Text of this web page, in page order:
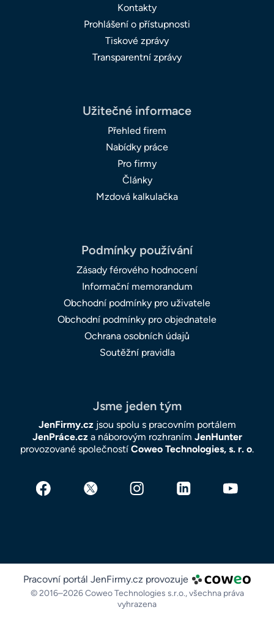
Kontakty
Prohlášení o přístupnosti
Tiskové zprávy
Transparentní zprávy
Užitečné informace
Přehled firem
Nabídky práce
Pro firmy
Články
Mzdová kalkulačka
Podmínky používání
Zásady férového hodnocení
Informační memorandum
Obchodní podmínky pro uživatele
Obchodní podmínky pro objednatele
Ochrana osobních údajů
Soutěžní pravidla
Jsme jeden tým
JenFirmy.czjsou spolu s pracovním portálem
JenPráce.cza náborovým rozhraním JenHunter
provozované společností Coweo Technologies, s. r. o.
Pracovní portál JenFirmy.cz provozuje
© 2016–2026 Coweo Technologies s.r.o.,všechna práva
vyhrazena